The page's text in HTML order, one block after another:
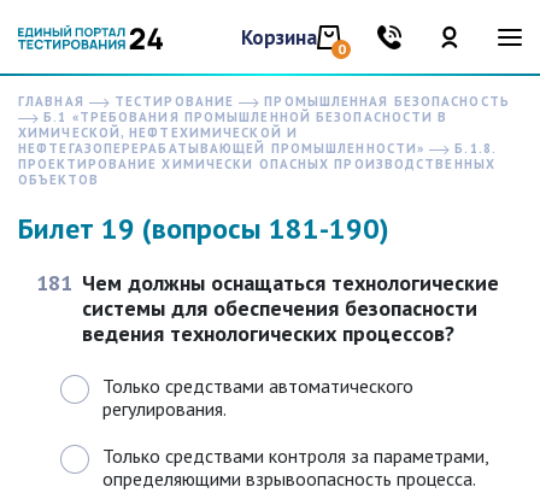
Корзина 0
ГЛАВНАЯ ТЕСТИРОВАНИЕ
ПРОМЫШЛЕННАЯ БЕЗОПАСНОСТЬ
Б.1 «ТРЕБОВАНИЯ ПРОМЫШЛЕННОЙ БЕЗОПАСНОСТИ В
ХИМИЧЕСКОЙ, НЕФТЕХИМИЧЕСКОЙ И
НЕФТЕГАЗОПЕРЕРАБАТЫВАЮЩЕЙ ПРОМЫШЛЕННОСТИ»
Б.1.8.
ПРОЕКТИРОВАНИЕ ХИМИЧЕСКИ ОПАСНЫХ ПРОИЗВОДСТВЕННЫХ
ОБЪЕКТОВ
Билет 19 (вопросы 181-190)
181 Чем должны оснащаться технологические
системы для обеспечения безопасности
ведения технологических процессов?
Только средствами автоматического
регулирования.
Только средствами контроля за параметрами,
определяющими взрывоопасность процесса.